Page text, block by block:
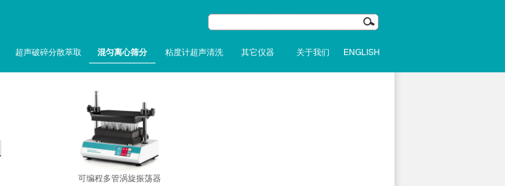
超声破碎分散萃取 混匀离心筛分 粘度计超声清洗 其它仪器 关于我们 ENGLISH
可编程多管涡旋振荡器